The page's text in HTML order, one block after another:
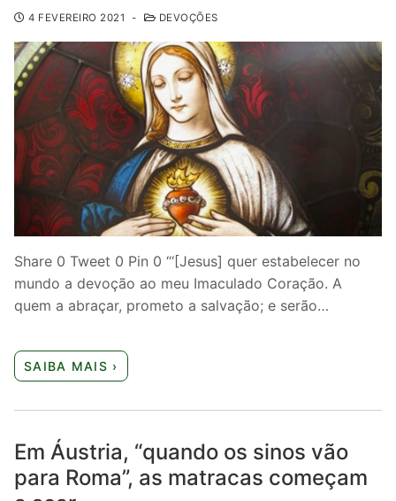
4 FEVEREIRO 2021 - DEVOÇÕES
Share 0 Tweet 0 Pin 0 “‘[Jesus] quer estabelecer no
mundo a devoção ao meu Imaculado Coração. A
quem a abraçar, prometo a salvação; e serão…
SAIBA MAIS ›
Em Áustria, “quando os sinos vão
para Roma”, as matracas começam